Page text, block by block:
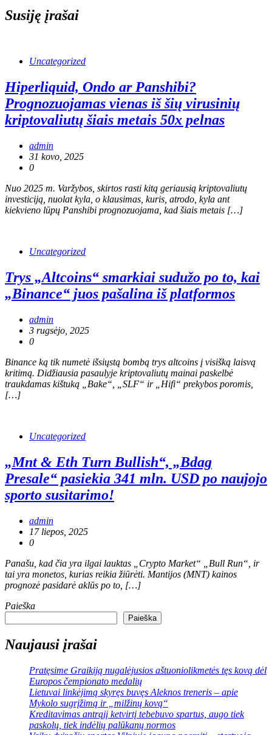
Susiję įrašai
Uncategorized
Hiperliquid, Ondo ar Panshibi?
Prognozuojamas vienas iš šių virusinių
kriptovaliutų šiais metais 50x pelnas
admin
31 kovo, 2025
0
Nuo 2025 m. Varžybos, skirtos rasti kitą geriausią kriptovaliutų
investiciją, nuolat kyla, o klausimas, kuris, atrodo, kyla ant
kiekvieno lūpų Panshibi prognozuojama, kad šiais metais […]
Uncategorized
Trys „Altcoins“ smarkiai sudužo po to, kai
„Binance“ juos pašalina iš platformos
admin
3 rugsėjo, 2025
0
Binance ką tik numetė išsiųstą bombą trys altcoins į visišką laisvą
kritimą. Didžiausia pasaulyje kriptovaliutų mainai paskelbė
traukdamas kištuką „Bake“, „SLF“ ir „Hifi“ prekybos poromis,
[…]
Uncategorized
„Mnt & Eth Turn Bullish“, „Bdag
Presale“ pasiekia 341 mln. USD po naujojo
sporto susitarimo!
admin
17 liepos, 2025
0
Panašu, kad čia yra ilgai lauktas „Crypto Market“ „Bull Run“, ir
tai yra monetos, kurias reikia žiūrėti. Mantijos (MNT) kainos
prognozė pasidarė aklūs po to, […]
Paieška
Paieška
Naujausi įrašai
Pratęsime Graikiją nugalėjusios aštuoniolikmetės tęs kovą dėl
Europos čempionato medalių
Lietuvai linkėjimą skyręs buvęs Aleknos treneris – apie
Mykolo sugrįžimą ir „milžinų kovą“
Kreditavimas antrąjį ketvirtį tebebuvo spartus, augo tiek
paskolų, tiek indėlių palūkanų normos